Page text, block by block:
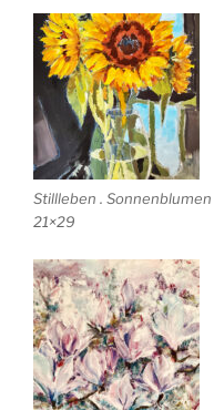
Stillleben . Sonnenblumen
21×29